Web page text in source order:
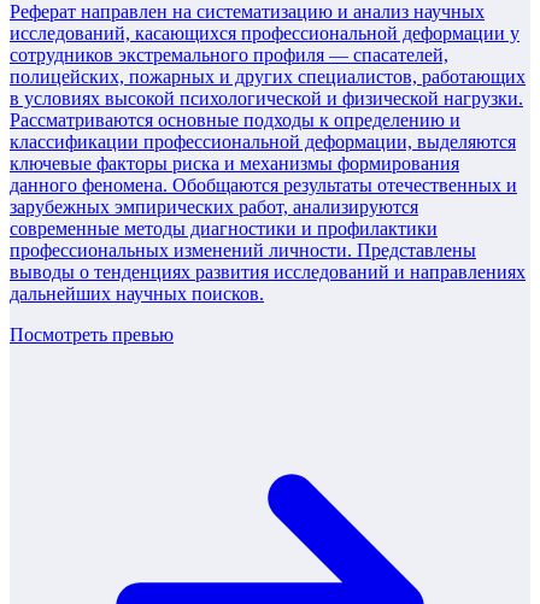
Реферат направлен на систематизацию и анализ научных
исследований, касающихся профессиональной деформации у
сотрудников экстремального профиля — спасателей,
полицейских, пожарных и других специалистов, работающих
в условиях высокой психологической и физической нагрузки.
Рассматриваются основные подходы к определению и
классификации профессиональной деформации, выделяются
ключевые факторы риска и механизмы формирования
данного феномена. Обобщаются результаты отечественных и
зарубежных эмпирических работ, анализируются
современные методы диагностики и профилактики
профессиональных изменений личности. Представлены
выводы о тенденциях развития исследований и направлениях
дальнейших научных поисков.
Посмотреть превью